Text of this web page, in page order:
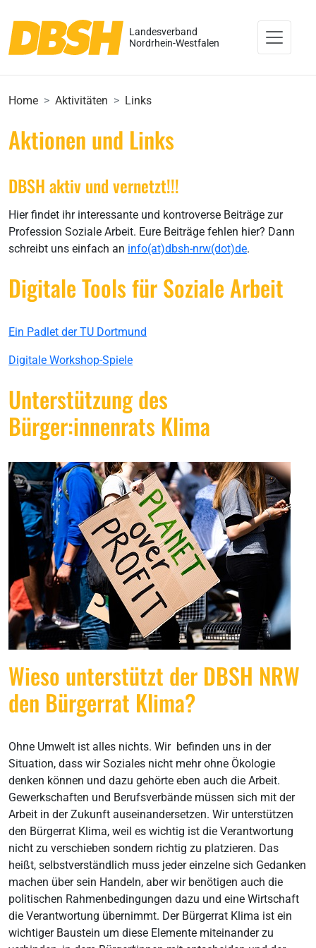
Landesverband
Nordrhein-Westfalen
Home Aktivitäten Links
Aktionen und Links
DBSH aktiv und vernetzt!!!
Hier findet ihr interessante und kontroverse Beiträge zur
Profession Soziale Arbeit. Eure Beiträge fehlen hier? Dann
schreibt uns einfach an info(at)dbsh-nrw(dot)de.
Digitale Tools für Soziale Arbeit
Ein Padlet der TU Dortmund
Digitale Workshop-Spiele
Unterstützung des
Bürger:innenrats Klima
Wieso unterstützt der DBSH NRW
den Bürgerrat Klima?
Ohne Umwelt ist alles nichts. Wir befinden uns in der
Situation, dass wir Soziales nicht mehr ohne Ökologie
denken können und dazu gehörte eben auch die Arbeit.
Gewerkschaften und Berufsverbände müssen sich mit der
Arbeit in der Zukunft auseinandersetzen. Wir unterstützen
den Bürgerrat Klima, weil es wichtig ist die Verantwortung
nicht zu verschieben sondern richtig zu platzieren. Das
heißt, selbstverständlich muss jeder einzelne sich Gedanken
machen über sein Handeln, aber wir benötigen auch die
politischen Rahmenbedingungen dazu und eine Wirtschaft
die Verantwortung übernimmt. Der Bürgerrat Klima ist ein
wichtiger Baustein um diese Elemente miteinander zu